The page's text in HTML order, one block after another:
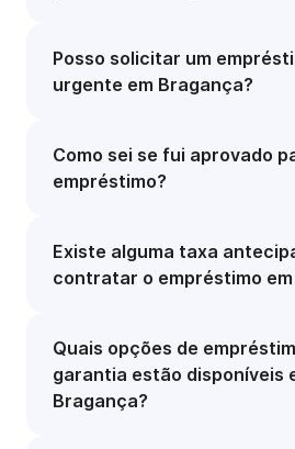
Posso solicitar um
urgente em Bragança?
Como sei se fui aprovado
empréstimo?
Existe alguma taxa
contratar o empréstimo
Quais opções de
garantia estão disponíveis
Bragança?